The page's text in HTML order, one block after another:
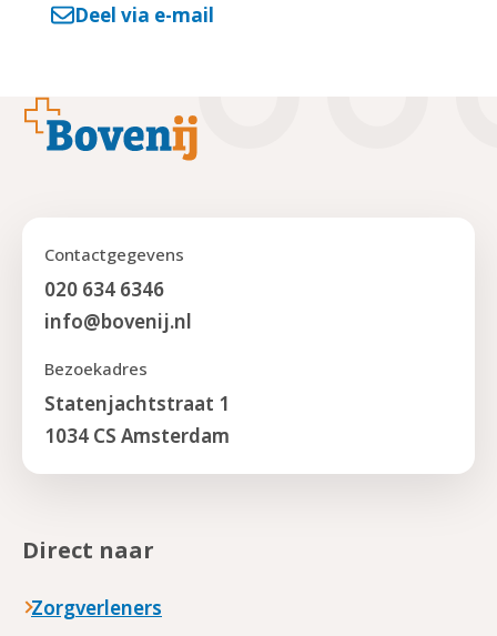
Deel via e-mail
Footer
Contactgegevens
020 634 6346
info@bovenij.nl
Bezoekadres
Statenjachtstraat 1
1034 CS Amsterdam
Direct naar
Zorgverleners